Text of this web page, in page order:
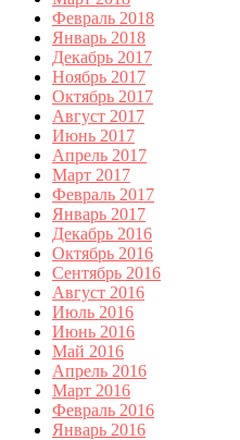
Февраль 2018
Январь 2018
Декабрь 2017
Ноябрь 2017
Октябрь 2017
Август 2017
Июнь 2017
Апрель 2017
Март 2017
Февраль 2017
Январь 2017
Декабрь 2016
Октябрь 2016
Сентябрь 2016
Август 2016
Июль 2016
Июнь 2016
Май 2016
Апрель 2016
Март 2016
Февраль 2016
Январь 2016